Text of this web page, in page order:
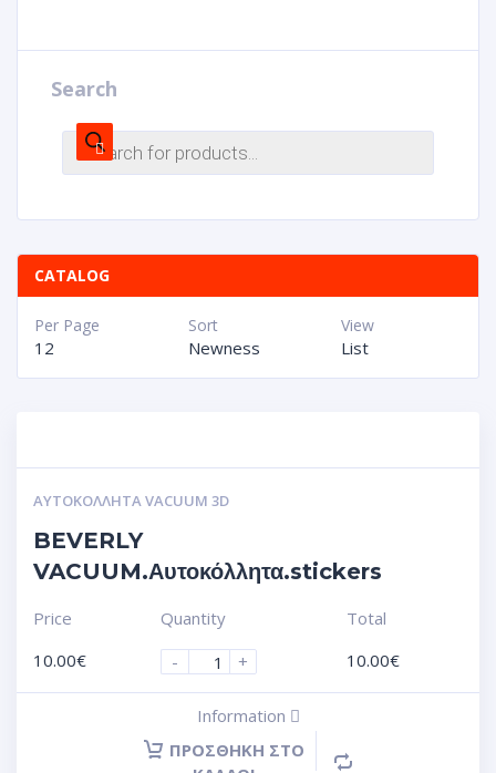
Search
CATALOG
View
List
Sort
Newness
Per Page
12
ΑΥΤΟΚΌΛΛΗΤΑ VACUUM 3D
BEVERLY
VACUUM.Αυτοκόλλητα.stickers
Price
10.00€
Quantity
-
+
Total
10.00€
Information
ΠΡΟΣΘΉΚΗ ΣΤΟ